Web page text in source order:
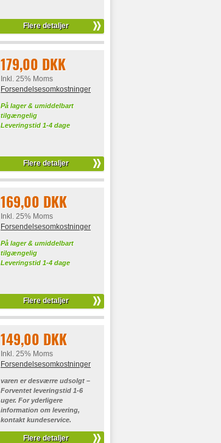
Flere detaljer
179,00 DKK
Inkl. 25% Moms
Forsendelsesomkostninger
På lager & umiddelbart
tilgængelig
Leveringstid 1-4 dage
Flere detaljer
169,00 DKK
Inkl. 25% Moms
Forsendelsesomkostninger
På lager & umiddelbart
tilgængelig
Leveringstid 1-4 dage
Flere detaljer
149,00 DKK
Inkl. 25% Moms
Forsendelsesomkostninger
varen er desværre udsolgt –
Forventet leveringstid 1-6
uger. For yderligere
information om levering,
kontakt kundeservice.
Flere detaljer